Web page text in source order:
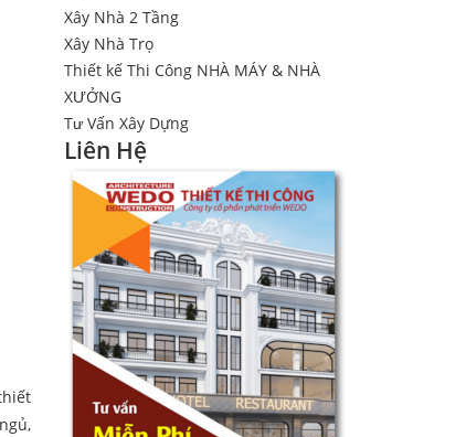
Xây Nhà 2 Tầng
Xây Nhà Trọ
Thiết kế Thi Công NHÀ MÁY & NHÀ
XƯỞNG
Tư Vấn Xây Dựng
Liên Hệ